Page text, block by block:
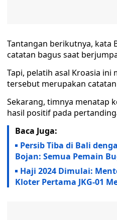
Tantangan berikutnya, kata
catatan bagus saat
Tapi, pelatih asal Kroasia ini
tersebut merupakan
Sekarang, timnya menatap
hasil positif pada
Baca Juga:
Persib Tiba di Bali
Bojan: Semua Pemain
Haji 2024 Dimulai:
Kloter Pertama JKG-01